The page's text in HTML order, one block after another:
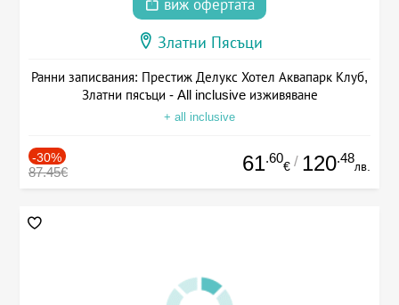
виж офертата
Златни Пясъци
Ранни записвания: Престиж Делукс Хотел Аквапарк Клуб,
Златни пясъци - All inclusive изживяване
+ all inclusive
-30%
87.45€ 61.60
€ / 120.48
лв.